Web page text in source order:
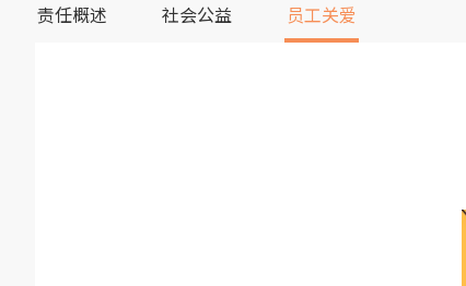
责任概述 社会公益 员工关爱